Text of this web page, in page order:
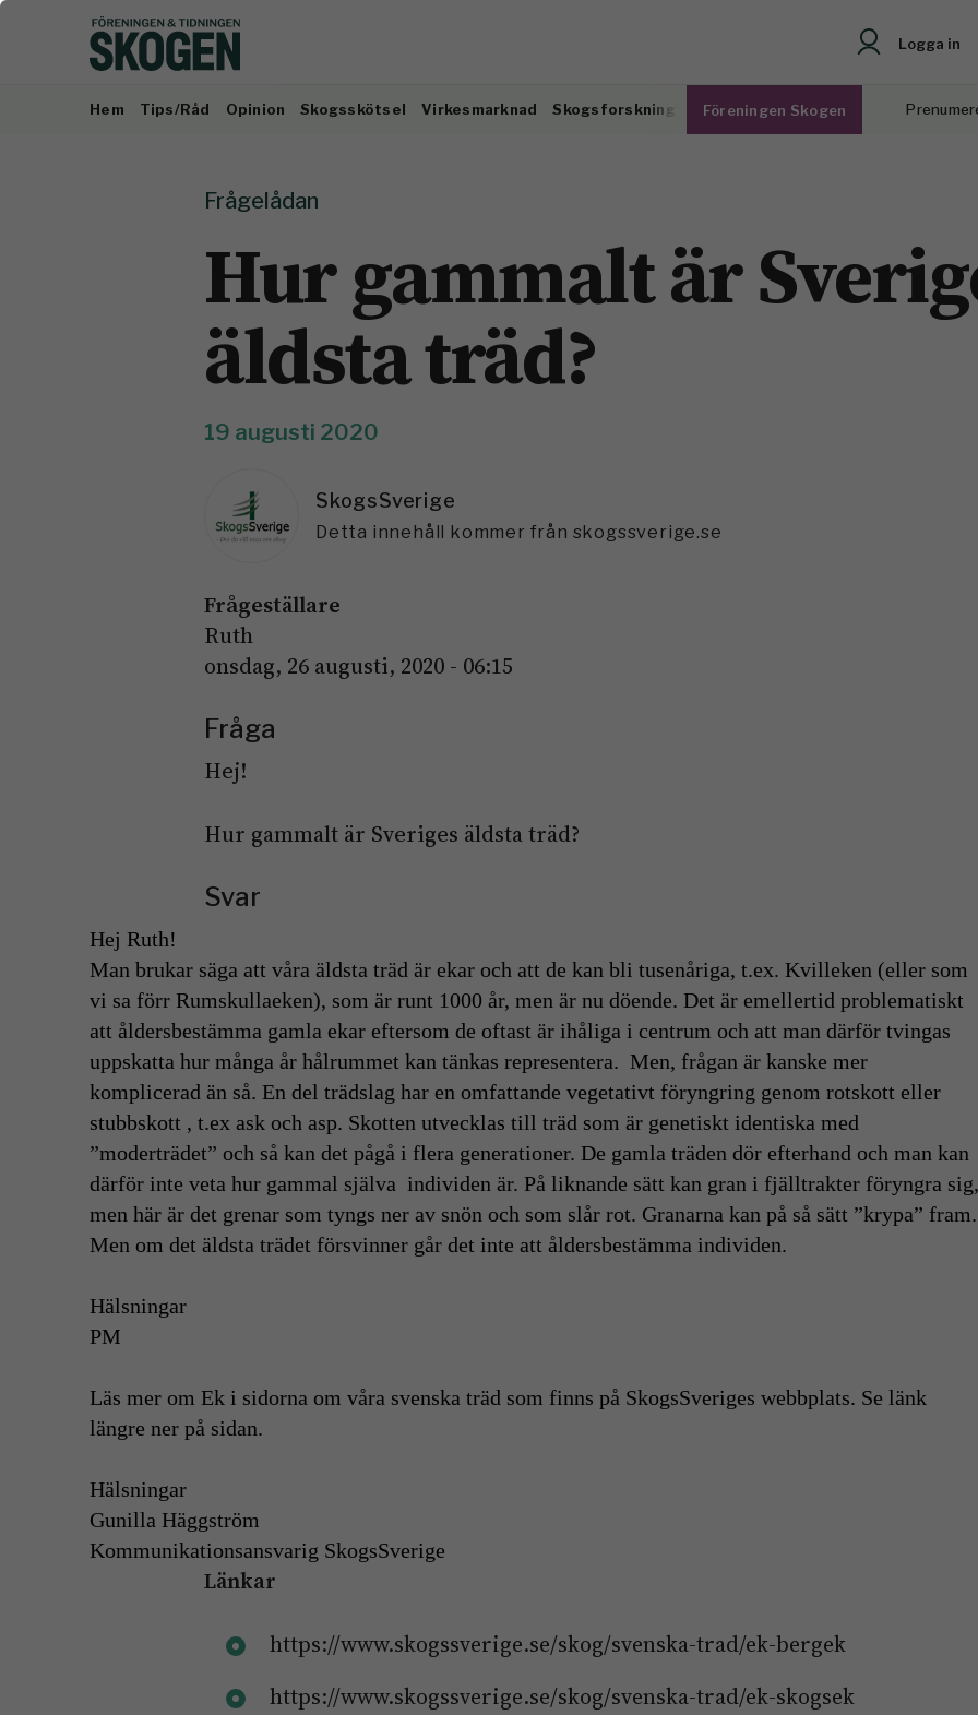
Logga in
Hem Tips/Råd Opinion Skogsskötsel Virkesmarknad Skogsforskning Föreningen Skogen
Frågelådan
Hur gammalt är
äldsta träd?
19 augusti 2020
SkogsSverige
Detta innehåll kommer från skogssverige.se
Frågeställare
Ruth
onsdag, 26 augusti, 2020 - 06:15
Fråga
Hej!
Hur gammalt är Sveriges äldsta träd?
Svar
Hej Ruth!
Man brukar säga att våra äldsta träd är ekar och att de kan bli tusenåriga, t.ex. Kvilleken (eller som
vi sa förr Rumskullaeken), som är runt 1000 år, men är nu döende. Det är emellertid problematiskt
att åldersbestämma gamla ekar eftersom de oftast är ihåliga i centrum och att man därför tvingas
uppskatta hur många år hålrummet kan tänkas representera. Men, frågan är kanske mer
komplicerad än så. En del trädslag har en omfattande vegetativt föryngring genom rotskott eller
stubbskott , t.ex ask och asp. Skotten utvecklas till träd som är genetiskt identiska med
”moderträdet” och så kan det pågå i flera generationer. De gamla träden dör efterhand och man kan
därför inte veta hur gammal själva individen är. På liknande sätt kan gran i fjälltrakter föryngra sig,
men här är det grenar som tyngs ner av snön och som slår rot. Granarna kan på så sätt ”krypa” fram.
Men om det äldsta trädet försvinner går det inte att åldersbestämma individen.
Hälsningar
PM
Läs mer om Ek i sidorna om våra svenska träd som finns på SkogsSveriges webbplats. Se länk
längre ner på sidan.
Hälsningar
Gunilla Häggström
Kommunikationsansvarig SkogsSverige
Länkar
https://www.skogssverige.se/skog/svenska-trad/ek-bergek
https://www.skogssverige.se/skog/svenska-trad/ek-skogsek